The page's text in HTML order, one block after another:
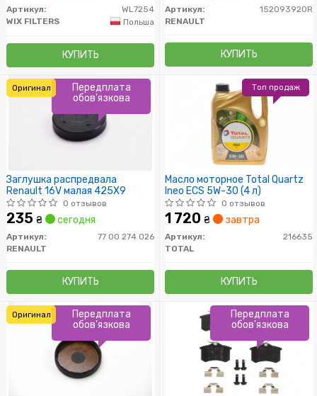
Артикул:
WL7254
WIX FILTERS
Польша
КУПИТЬ
Артикул:
152093920R
RENAULT
КУПИТЬ
Заглушка распредвала
Renault 16V малая 425X9
0 отзывов
235 ₴ сегодня
Артикул:
77 00 274 026
RENAULT
КУПИТЬ
Передплата
обов'язкова
Оригинал
Масло моторное Total Quartz
Ineo ECS 5W-30 (4 л)
0 отзывов
1 720 ₴ завтра
Артикул:
216635
TOTAL
КУПИТЬ
Топ продаж
Передплата
обов'язкова
Оригинал
Передплата
обов'язкова